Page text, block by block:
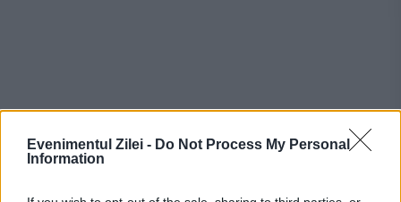
Evenimentul Zilei - Do Not Process My Personal
Information